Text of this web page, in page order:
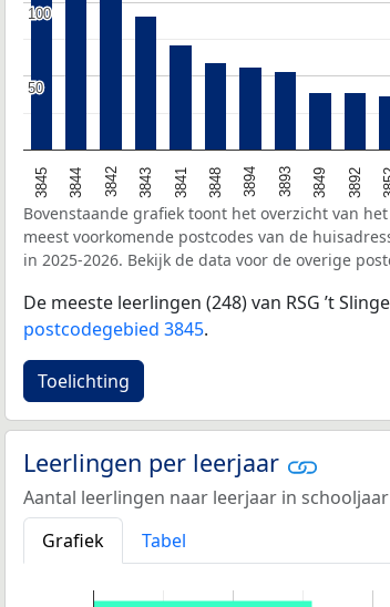
3845 3844 3842 3843 3841 3848 3894 3893 3849 3892
50
50
100
100
Bovenstaande grafiek toont het overzicht van
meest voorkomende postcodes van de
in 2025-2026. Bekijk de data voor de overige
De meeste leerlingen (248) van RSG ’t
postcodegebied 3845.
Toelichting
Leerlingen per leerjaar
Aantal leerlingen naar leerjaar in schooljaar
Grafiek
Tabel